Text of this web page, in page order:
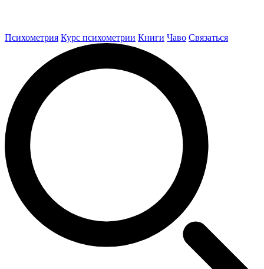
Психометрия Курс психометрии Книги Чаво Связаться